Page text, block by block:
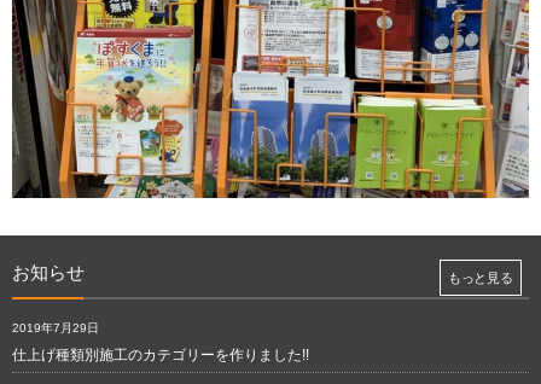
お知らせ
2019年7月29日
仕上げ種類別施工のカテゴリーを作りました!!
もっと見る